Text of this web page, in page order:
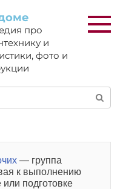
про
и
фото и
— группа
к выполнению
или подготовке